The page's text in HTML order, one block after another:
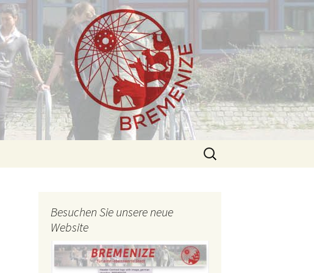
Suchen
nach:
Besuchen Sie unsere neue
Website